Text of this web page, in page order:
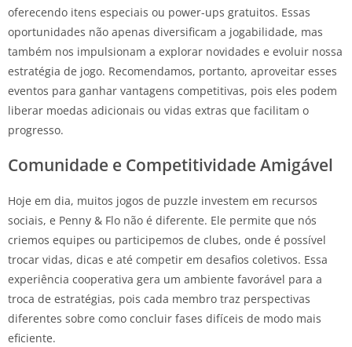
oferecendo itens especiais ou power-ups gratuitos. Essas
oportunidades não apenas diversificam a jogabilidade, mas
também nos impulsionam a explorar novidades e evoluir nossa
estratégia de jogo. Recomendamos, portanto, aproveitar esses
eventos para ganhar vantagens competitivas, pois eles podem
liberar moedas adicionais ou vidas extras que facilitam o
progresso.
Comunidade e Competitividade Amigável
Hoje em dia, muitos jogos de puzzle investem em recursos
sociais, e Penny & Flo não é diferente. Ele permite que nós
criemos equipes ou participemos de clubes, onde é possível
trocar vidas, dicas e até competir em desafios coletivos. Essa
experiência cooperativa gera um ambiente favorável para a
troca de estratégias, pois cada membro traz perspectivas
diferentes sobre como concluir fases difíceis de modo mais
eficiente.